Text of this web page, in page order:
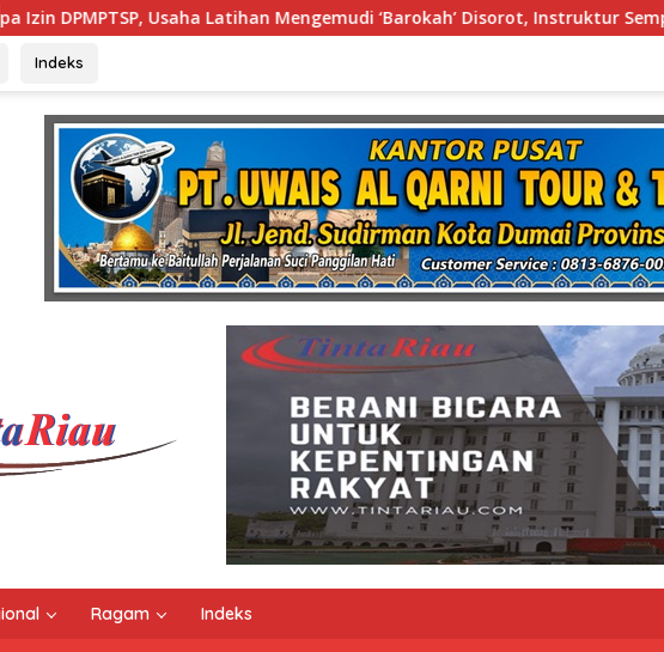
Mengemudi ‘Barokah’ Disorot, Instruktur Sempat Intimidasi Wartawan
Indeks
Ragam Indeks